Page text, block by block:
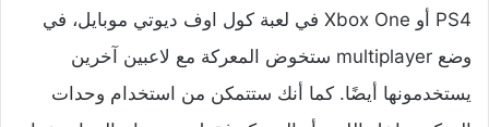
PS4 أو Xbox One في لعبة كول اوف ديوتي موبايل، في
وضع multiplayer ستخوض المعركة مع لاعبين آخرين
يستخدمونها أيضًا. كما أنك ستتمكن من استخدام وحدات